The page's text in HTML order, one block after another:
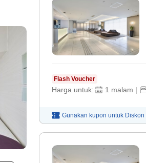
Flash Voucher
Harga untuk: 1 malam |
Gunakan kupon untuk Diskon